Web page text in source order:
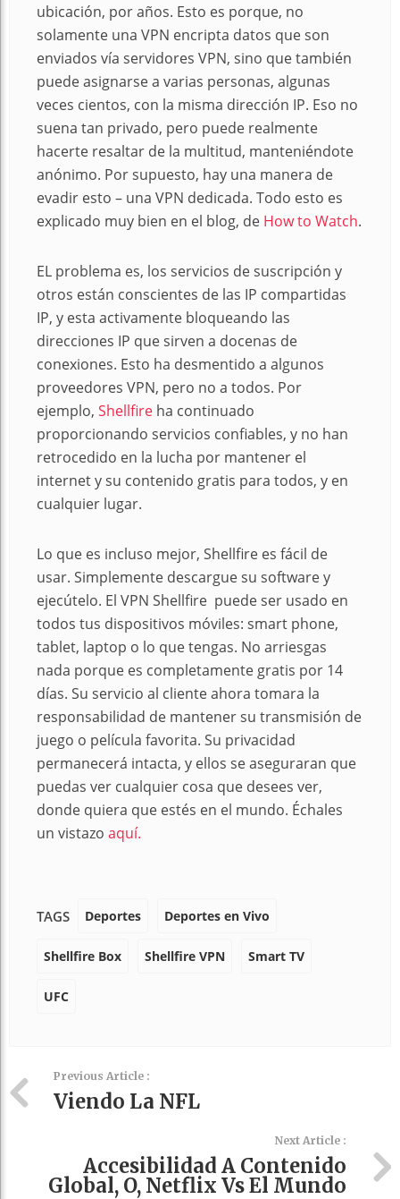
ubicación, por años. Esto es porque, no
solamente una VPN encripta datos que son
enviados vía servidores VPN, sino que también
puede asignarse a varias personas, algunas
veces cientos, con la misma dirección IP. Eso no
suena tan privado, pero puede realmente
hacerte resaltar de la multitud, manteniéndote
anónimo. Por supuesto, hay una manera de
evadir esto – una VPN dedicada. Todo esto es
explicado muy bien en el blog, de How to Watch.
EL problema es, los servicios de suscripción y
otros están conscientes de las IP compartidas
IP, y esta activamente bloqueando las
direcciones IP que sirven a docenas de
conexiones. Esto ha desmentido a algunos
proveedores VPN, pero no a todos. Por
ejemplo, Shellfire ha continuado
proporcionando servicios confiables, y no han
retrocedido en la lucha por mantener el
internet y su contenido gratis para todos, y en
cualquier lugar.
Lo que es incluso mejor, Shellfire es fácil de
usar. Simplemente descargue su software y
ejecútelo. El VPN Shellfire puede ser usado en
todos tus dispositivos móviles: smart phone,
tablet, laptop o lo que tengas. No arriesgas
nada porque es completamente gratis por 14
días. Su servicio al cliente ahora tomara la
responsabilidad de mantener su transmisión de
juego o película favorita. Su privacidad
permanecerá intacta, y ellos se aseguraran que
puedas ver cualquier cosa que desees ver,
donde quiera que estés en el mundo. Échales
un vistazo aquí.
TAGS Deportes Deportes en Vivo
Shellfire Box Shellfire VPN Smart TV
UFC
Previous Article :
Viendo La NFL
Next Article :
Accesibilidad A Contenido
Global, O, Netflix Vs El Mundo